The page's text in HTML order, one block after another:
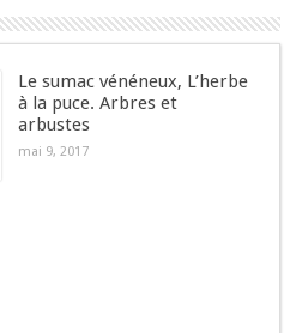
Le sumac vénéneux, L’herbe
à la puce. Arbres et
arbustes
mai 9, 2017